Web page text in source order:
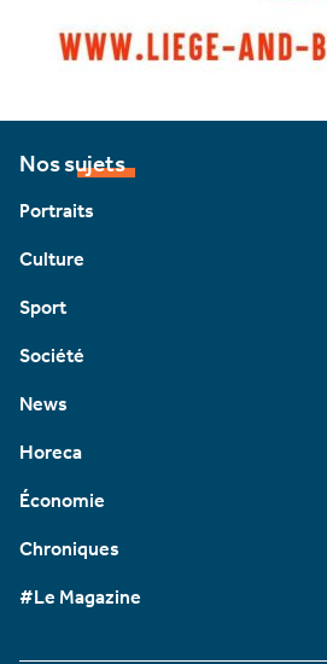
Nos sujets
Portraits
Culture
Sport
Société
News
Horeca
Économie
Chroniques
#Le Magazine